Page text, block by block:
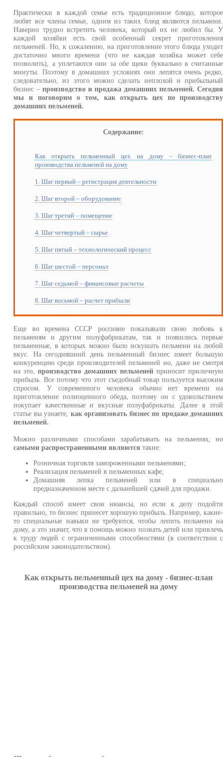
Практически в каждой семье есть традиционное блюдо, которое
любят все члены семьи, одним из таких блюд являются пельмени.
Наверно трудно встретить человека, который их не любил бы. У
каждой хозяйки есть свой особенный секрет приготовления
пельменей. Но, к сожалению, на приготовление этого блюда уходит
достаточно много времени (что не каждая хозяйка может себе
позволить), а уплетаются они за обе щеки буквально в считанные
минуты. Поэтому в домашних условиях они лепятся очень редко,
следовательно, из этого можно сделать неплохой и прибыльный
бизнес –производство и продажа домашних пельменей. Сегодня
мы и поговорим о том, как открыть цех по производству
домашних пельменей.
Содержание:
Как открыть пельменный цех на дому - бизнес-план
производства пельменей на дому
1. Шаг первый – регистрация деятельности
2. Шаг второй – оборудование
3. Шаг третий – помещение
4. Шаг четвертый – сырье
5. Шаг пятый – технологический процесс
6. Шаг шестой – персонал
7. Шаг седьмой – финансовые расчеты
8. Шаг восьмой – расчет прибыли
Еще во времена СССР россияне показывали свою любовь к
пельменям и другим полуфабрикатам, так и появились первые
пельменные, в которых можно было искушать пельмени на любой
вкус. На сегодняшний день пельменный бизнес имеет большую
конкуренцию среди производителей пельменей но, даже не смотря
на это,производство домашних пельменей приносит приличную
прибыль. Все потому что этот съедобный товар пользуется высоким
спросом. У современного человека обычно нет времени на
приготовление полноценного обеда, поэтому он с удовольствием
покупает качественные и вкусные полуфабрикаты. Далее в этой
статье вы узнаете, как организовать бизнес по продаже домашних
пельменей.
Можно различными способами зарабатывать на пельменях, но
самыми распространенными являются такие:
Розничная торговля замороженными пельменями;
Реализация пельменей в пельменных кафе;
Домашняя лепка пельменей или в специально
предназначенном месте с дальнейшей сдачей для продажи.
Каждый способ имеет свои нюансы, но если к делу подойти
правильно, то бизнес принесет хорошую прибыль. Например, какие-
то специальные навыки не требуются, чтобы лепить пельмени на
дому, а это значит, что в помощь можно позвать детей или привлечь
к труду людей с ограниченными способностями (в соответствии с
российским законодательством).
Как открыть пельменный цех на дому - бизнес-план
производства пельменей на дому